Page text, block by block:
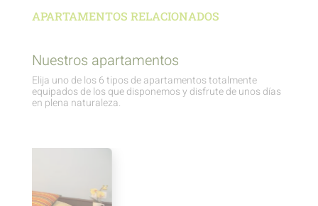
APARTAMENTOS RELACIONADOS
Nuestros apartamentos
Elija uno de los 6 tipos de apartamentos totalmente
equipados de los que disponemos y disfrute de unos días
en plena naturaleza.